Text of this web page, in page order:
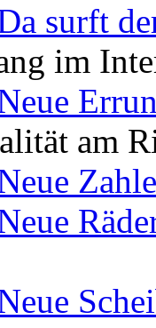
surft
im
am